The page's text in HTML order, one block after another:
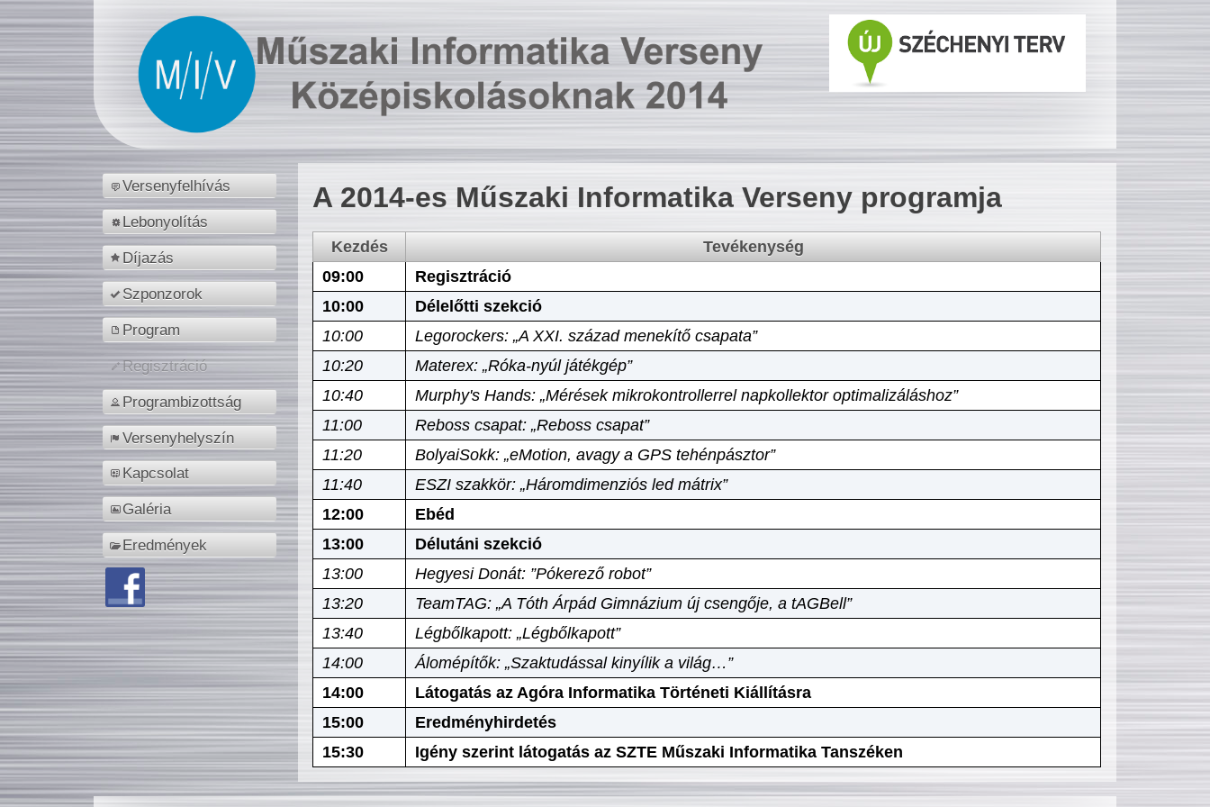
Versenyfelhívás
Lebonyolítás
Díjazás
Szponzorok
Program
Regisztráció
Programbizottság
Versenyhelyszín
Kapcsolat
Galéria
Eredmények
A 2014-es Műszaki Informatika Verseny programja
Kezdés
Tevékenység
09:00
Regisztráció
10:00
Délelőtti szekció
10:00
Legorockers: „A XXI. század menekítő csapata”
10:20
Materex: „Róka-nyúl játékgép”
10:40
Murphy's Hands: „Mérések mikrokontrollerrel napkollektor optimalizáláshoz”
11:00
Reboss csapat: „Reboss csapat”
11:20
BolyaiSokk: „eMotion, avagy a GPS tehénpásztor”
11:40
ESZI szakkör: „Háromdimenziós led mátrix”
12:00
Ebéd
13:00
Délutáni szekció
13:00
Hegyesi Donát: ”Pókerező robot”
13:20
TeamTAG: „A Tóth Árpád Gimnázium új csengője, a tAGBell”
13:40
Légbőlkapott: „Légbőlkapott”
14:00
Álomépítők: „Szaktudással kinyílik a világ…”
14:00
Látogatás az Agóra Informatika Történeti Kiállításra
15:00
Eredményhirdetés
15:30
Igény szerint látogatás az SZTE Műszaki Informatika Tanszéken